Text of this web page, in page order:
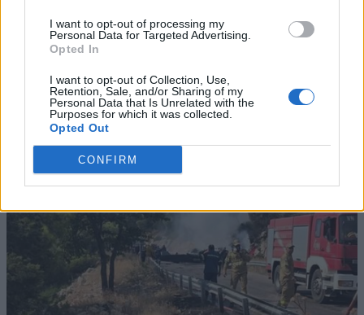
I want to opt-out of processing my
Personal Data for Targeted Advertising.
Opted In
I want to opt-out of Collection, Use,
Retention, Sale, and/or Sharing of my
Personal Data that Is Unrelated with the
Purposes for which it was collected.
Opted Out
CONFIRM